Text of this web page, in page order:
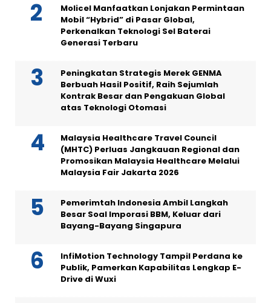
Molicel Manfaatkan Lonjakan Permintaan
Mobil “Hybrid” di Pasar Global,
Perkenalkan Teknologi Sel Baterai
Generasi Terbaru
Peningkatan Strategis Merek GENMA
Berbuah Hasil Positif, Raih Sejumlah
Kontrak Besar dan Pengakuan Global
atas Teknologi Otomasi
Malaysia Healthcare Travel Council
(MHTC) Perluas Jangkauan Regional dan
Promosikan Malaysia Healthcare Melalui
Malaysia Fair Jakarta 2026
Pemerimtah Indonesia Ambil Langkah
Besar Soal Imporasi BBM, Keluar dari
Bayang-Bayang Singapura
InfiMotion Technology Tampil Perdana ke
Publik, Pamerkan Kapabilitas Lengkap E-
Drive di Wuxi